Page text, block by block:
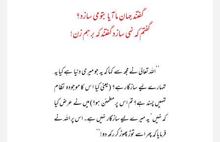
گفتند جہانِ ما آیا بتو می سازد؟
گفتم کہ نمی سازد گفتند کہ برہم زن!
’’اللہ تعالیٰ نے مجھ سے کہا کہ یہ جو میری دنیا ہے کیا یہ
تمہارے لیے سازگار ہے؟ (یعنی کیا ا س کا موجودہ نظام
تمہیں پسند ہے؟ تم اس پر مطمئن ہو؟) میں نے عرض کیا
کہ نہیں‘ یہ میرے لیے سازگار نہیں ہے۔ اس پر اللہ نے
فرمایا کہ پھر اسے توڑ پھوڑ کر رکھ دو!‘‘